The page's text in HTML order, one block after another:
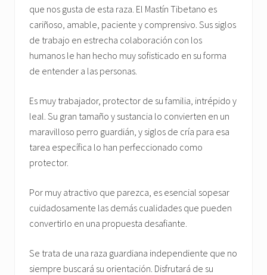
que nos gusta de esta raza. El Mastín Tibetano es
cariñoso, amable, paciente y comprensivo. Sus siglos
de trabajo en estrecha colaboración con los
humanos le han hecho muy sofisticado en su forma
de entender a las personas.
Es muy trabajador, protector de su familia, intrépido y
leal. Su gran tamaño y sustancia lo convierten en un
maravilloso perro guardián, y siglos de cría para esa
tarea específica lo han perfeccionado como
protector.
Por muy atractivo que parezca, es esencial sopesar
cuidadosamente las demás cualidades que pueden
convertirlo en una propuesta desafiante.
Se trata de una raza guardiana independiente que no
siempre buscará su orientación. Disfrutará de su